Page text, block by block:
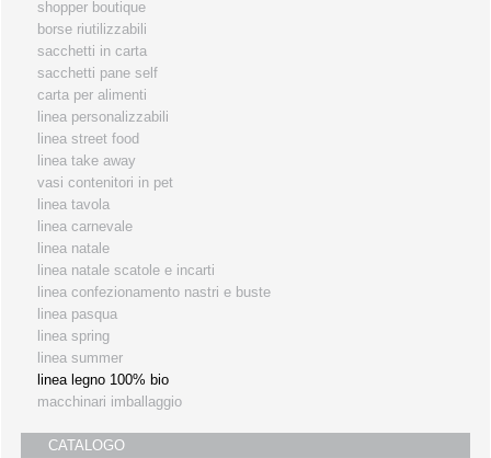
i partners
servizio clienti
fiere
shopper boutique
borse riutilizzabili
sacchetti in carta
sacchetti pane self
carta per alimenti
linea personalizzabili
linea street food
linea take away
vasi contenitori in pet
linea tavola
linea carnevale
linea natale
linea natale scatole e incarti
linea confezionamento nastri e buste
linea pasqua
linea spring
linea summer
linea legno 100% bio
pani-moules
pani-tartes
macchinari imballaggio
CATALOGO